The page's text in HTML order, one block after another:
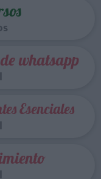
whatsapp
Esenciales